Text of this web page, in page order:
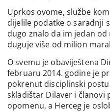
Uprkos ovome, službe
dijelile podatke o saradnji
dugo znalo da im jedan
duguje više od milion
O svemu je obaviještena
februaru 2014. godine je
pokrenut disciplinski
skladištar Dilaver i članovi
opomenu, a Herceg je